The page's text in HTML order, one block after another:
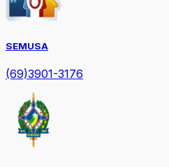
SEMUSA
(69)3901-3176